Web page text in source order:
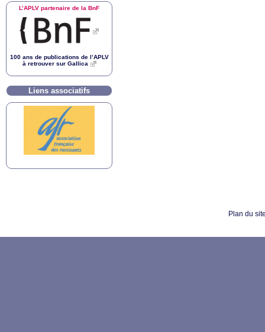
L’APLV partenaire de la BnF
100 ans de publications de l’APLV
à retrouver sur Gallica
Liens associatifs
Plan du